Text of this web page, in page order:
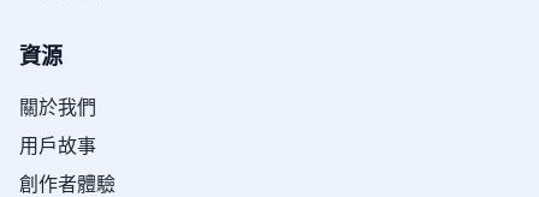
資源
關於我們
用戶故事
創作者體驗